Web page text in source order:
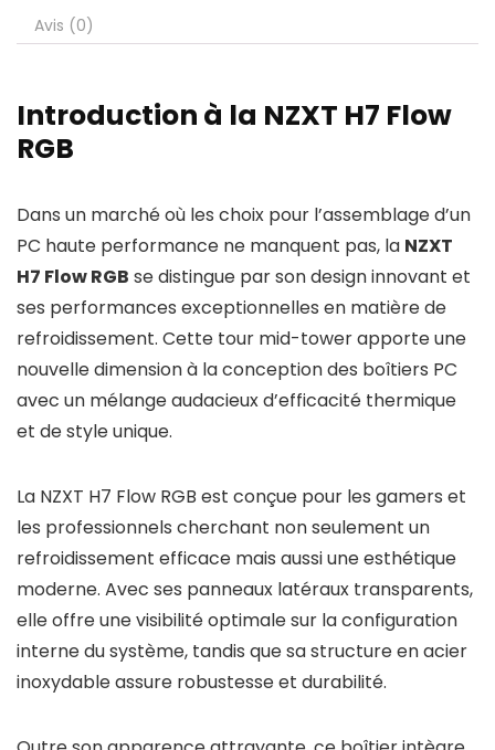
Avis (0)
Introduction à la NZXT H7 Flow
RGB
Dans un marché où les choix pour l’assemblage d’un
PC haute performance ne manquent pas, la NZXT
H7 Flow RGB se distingue par son design innovant et
ses performances exceptionnelles en matière de
refroidissement. Cette tour mid-tower apporte une
nouvelle dimension à la conception des boîtiers PC
avec un mélange audacieux d’efficacité thermique
et de style unique.
La NZXT H7 Flow RGB est conçue pour les gamers et
les professionnels cherchant non seulement un
refroidissement efficace mais aussi une esthétique
moderne. Avec ses panneaux latéraux transparents,
elle offre une visibilité optimale sur la configuration
interne du système, tandis que sa structure en acier
inoxydable assure robustesse et durabilité.